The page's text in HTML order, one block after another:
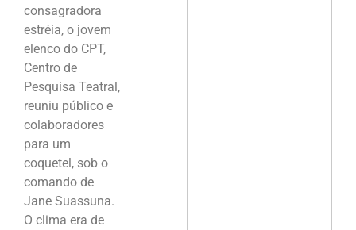
consagradora
estréia, o jovem
elenco do CPT,
Centro de
Pesquisa Teatral,
reuniu público e
colaboradores
para um
coquetel, sob o
comando de
Jane Suassuna.
O clima era de